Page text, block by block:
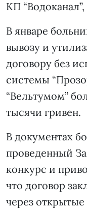
КП
В январе
вывозу и
договору без
системы
“Вельтумом”
тысячи гривен.
В документах
проведенный
конкурс и
что договор
через открытые